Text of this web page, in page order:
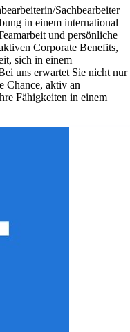
Sachbearbeiter
in einem international
und persönliche
Corporate Benefits,
sich in einem
uns erwartet Sie nicht nur
Chance, aktiv an
Fähigkeiten in einem